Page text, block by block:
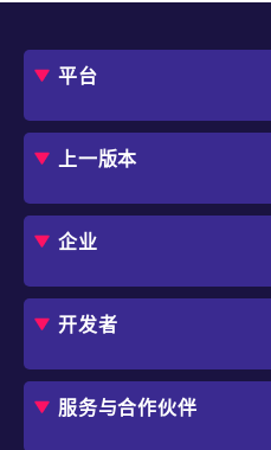
平台
概述
框架
Studio
扩展组件市场
DevOps 云
业务流程自动化
价格
评估指南
Jmix 适合我的项目吗？
上一版本
CUBA 平台
企业
角色
IT 负责人
独立软件开发商
企业架构师
用例
应用程序现代化
避免 SaaS/低代码 供应商费
内部工作流自动化
开发者
概述
选择 Jmix
服务与合作伙伴